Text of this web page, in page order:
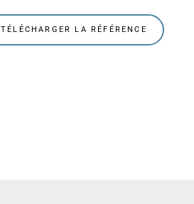
TÉLÉCHARGER LA RÉFÉRENCE